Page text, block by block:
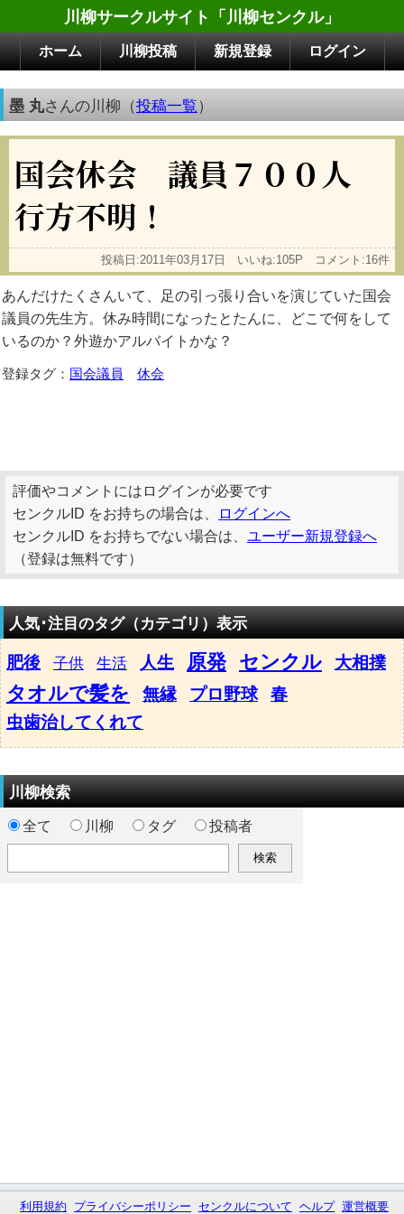
川柳サークルサイト「川柳センクル」
ホーム 川柳投稿 新規登録 ログイン
墨 丸さんの川柳（投稿一覧）
国会休会 議員７００人
行方不明！
投稿日:2011年03月17日 いいね:105P コメント:16件
あんだけたくさんいて、足の引っ張り合いを演じていた国会
議員の先生方。休み時間になったとたんに、どこで何をして
いるのか？外遊かアルバイトかな？
登録タグ： 国会議員 休会
評価やコメントにはログインが必要です
センクルID をお持ちの場合は、
ログインへ
センクルID をお持ちでない場合は、 ユーザー新規登録へ
（登録は無料です）
人気･注目のタグ（カテゴリ）表示
肥後 子供 生活 人生 原発 センクル 大相撲
タオルで髪を 無縁 プロ野球
春
虫歯治してくれて
川柳検索
全て 川柳 タグ 投稿者
利用規約 プライバシーポリシー センクルについて ヘルプ 運営概要